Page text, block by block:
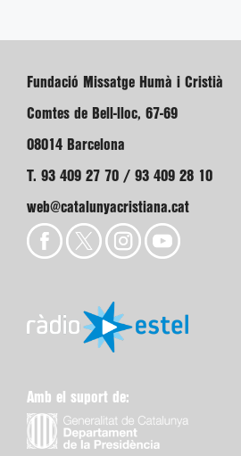
Fundació Missatge Humà i Cristià
Comtes de Bell-lloc, 67-69
08014 Barcelona
T. 93 409 27 70 / 93 409 28 10
web@catalunyacristiana.cat
Amb el suport de: